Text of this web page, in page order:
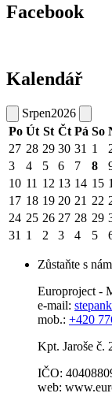
Facebook
Kalendář
Srpen2026
Po Út St Čt Pá So
27 28 29 30 31 1
3
4 5 6 7 8
10 11 12 13 14 15
17 18 19 20 21 22
24 25 26 27 28 29
31 1 2 3 4 5
Zůstaňte s
Europroject -
e-mail:
mob.: +420
Kpt. Jaroše č.
IČO:
web: